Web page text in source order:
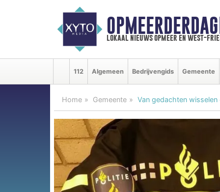
lokaal nieuws opmeer en west-
112 Algemeen Bedrijvengids Gemeente
Home Gemeente Van gedachten